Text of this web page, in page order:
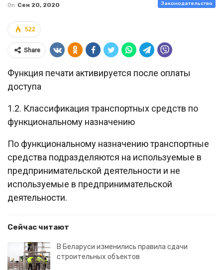
Законодательство
On Сен 20, 2020
522
Share
Функция печати активируется после оплаты
доступа
1.2. Классификация транспортных средств по
функциональному назначению
По функциональному назначению транспортные
средства подразделяются на используемые в
предпринимательской деятельности и не
используемые в предпринимательской
деятельности.
Сейчас читают
В Беларуси изменились правила сдачи
строительных объектов